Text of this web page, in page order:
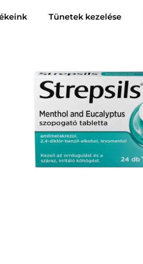
Tünetek kezelése